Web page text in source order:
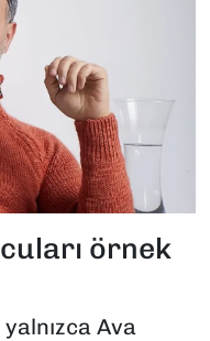
örnek
Ava